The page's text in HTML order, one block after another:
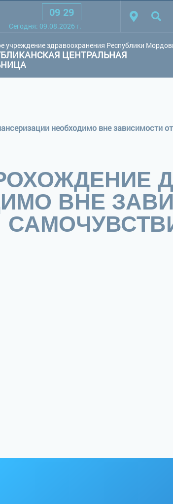
Белая схема Черная схема
09 29
Сегодня: 09.08.2026 г.
учреждение здравоохранения Республики
ЦЕНТРАЛЬНАЯ
необходимо вне зависимости
ВНЕ